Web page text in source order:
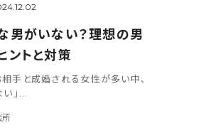
男がいない？理想の男
ントと対策
手と成婚される女性が多い中、
」...
所